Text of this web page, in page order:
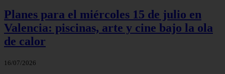
Planes para el miércoles 15 de julio en
Valencia: piscinas, arte y cine bajo la ola
de calor
16/07/2026